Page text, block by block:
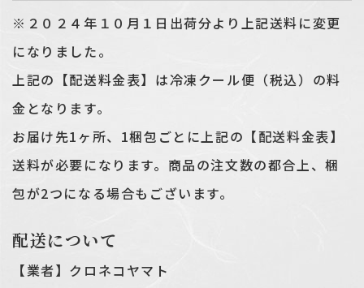
※２０２４年１０月１日出荷分より上記送料に変更
になりました。
上記の【配送料金表】は冷凍クール便（税込）の料
金となります。
お届け先1ヶ所、1梱包ごとに上記の【配送料金表】
送料が必要になります。商品の注文数の都合上、梱
包が2つになる場合もございます。
配送について
【業者】クロネコヤマト